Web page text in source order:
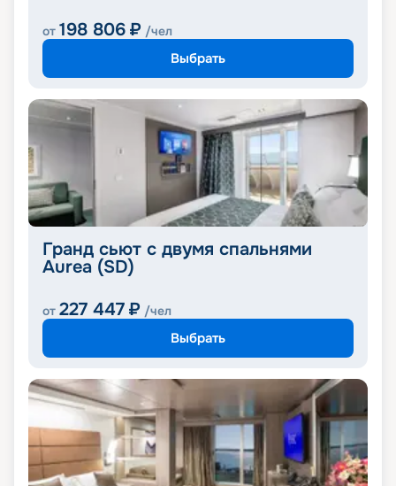
от 198 806 ₽ /чел
Выбрать
Гранд сьют с двумя спальнями
Aurea (SD)
от 227 447 ₽ /чел
Выбрать